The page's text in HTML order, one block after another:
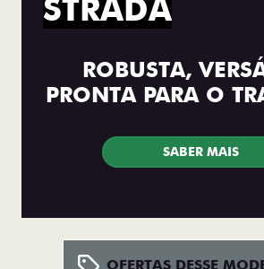
STRADA
ROBUSTA,
PRONTA PARA O
SABER MAIS
OFERTAS DESSE